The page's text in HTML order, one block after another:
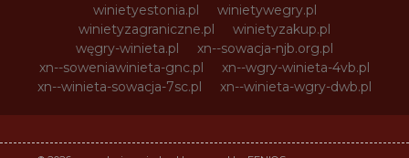
winietyestonia.pl
winietywegry.pl
winietyzagraniczne.pl
winietyzakup.pl
węgry-winieta.pl
xn--sowacja-njb.org.pl
xn--soweniawinieta-gnc.pl
xn--wgry-winieta-4vb.pl
xn--winieta-sowacja-7sc.pl
xn--winieta-wgry-dwb.pl